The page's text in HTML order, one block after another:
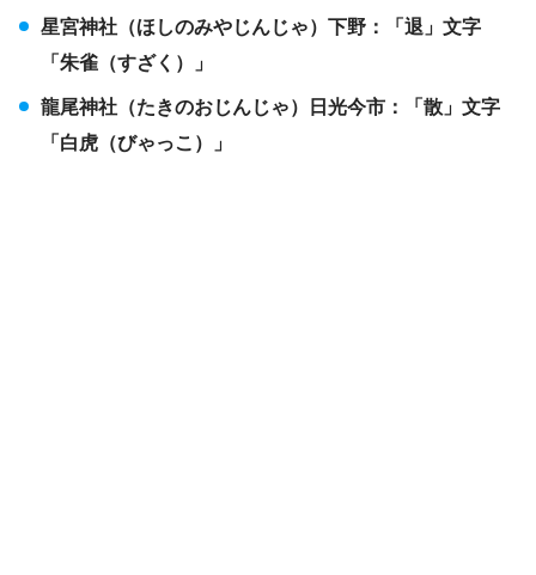
星宮神社（ほしのみやじんじゃ）下野：「退」文字
「朱雀（すざく）」
龍尾神社（たきのおじんじゃ）日光今市：「散」文字
「白虎（びゃっこ）」